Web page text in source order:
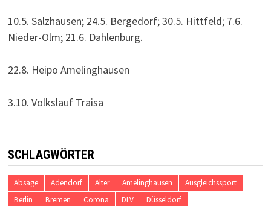
10.5. Salzhausen; 24.5. Bergedorf; 30.5. Hittfeld; 7.6.
Nieder-Olm; 21.6. Dahlenburg.
22.8. Heipo Amelinghausen
3.10. Volkslauf Traisa
SCHLAGWÖRTER
Absage Adendorf Alter Amelinghausen
Ausgleichssport
Berlin
Bremen Corona DLV
Düsseldorf